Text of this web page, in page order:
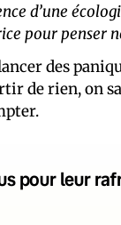
d’une
pour penser
des
de rien, on
pour leur